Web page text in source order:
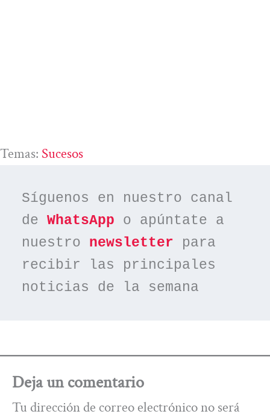
Temas: Sucesos
Síguenos en nuestro canal
de WhatsApp o apúntate a
nuestro newsletter para
recibir las principales
noticias de la semana
Deja un comentario
Tu dirección de correo electrónico no será